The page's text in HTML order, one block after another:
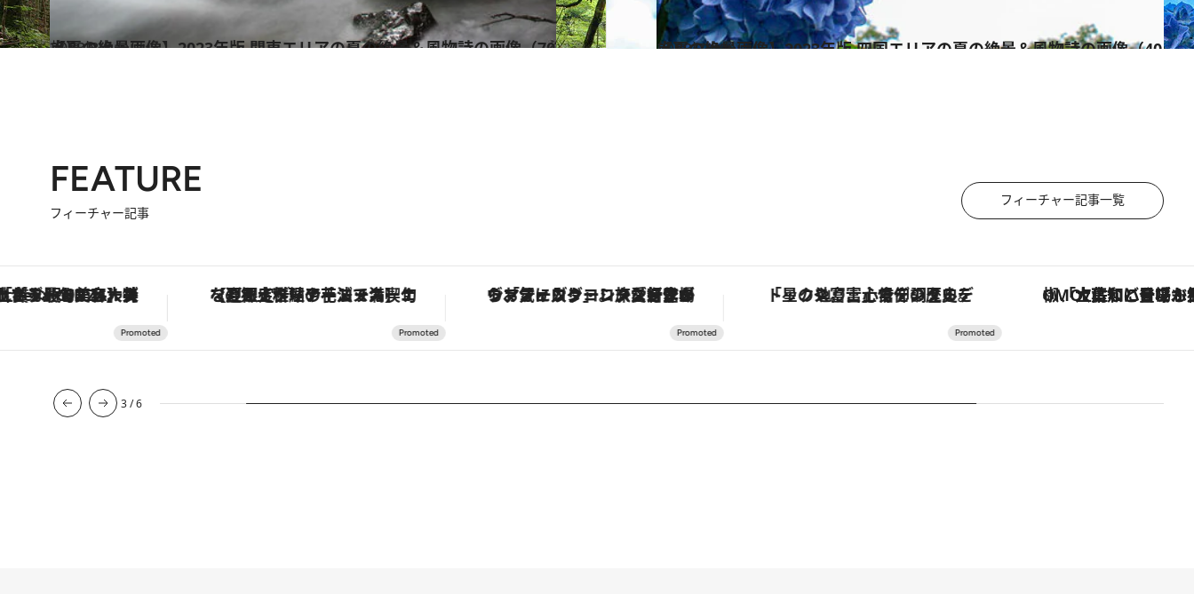
2023.8.5
【夏の絶景画像】2023年版 関東エリアの夏の絶景＆風物詩の画像（70点）
旅＆お出かけ 2023.7.20
【夏の絶景画像】2023年版 四国エリアの夏の絶景＆風物詩の画像（40点）
旅＆お出かけ
FEATURE
フィーチャー記事
フィーチャー記事一覧
ギフトまで。大人のための「ReFa GINZA」クルーズ 【夏限定ディナーコース】旬を迎える稚鮎や花ズッキーニなどをイタリア・トスカーナの郷土料理の手法で満喫！ ヴァシュロン・コンスタンタン「オーヴァーシーズ・オートマティック」。旅愛好家のお気に入りコレクションから、ジェンダーレスな新作が登場 「星のや富士」でデジタルデトックス。冨士信仰の歴史を辿り、心身を調える。 「土佐和ハーブかき氷」がOMO7高知に登場！生姜、山椒、大葉など目にも舌にも涼を呼ぶ郷土の味
3/6